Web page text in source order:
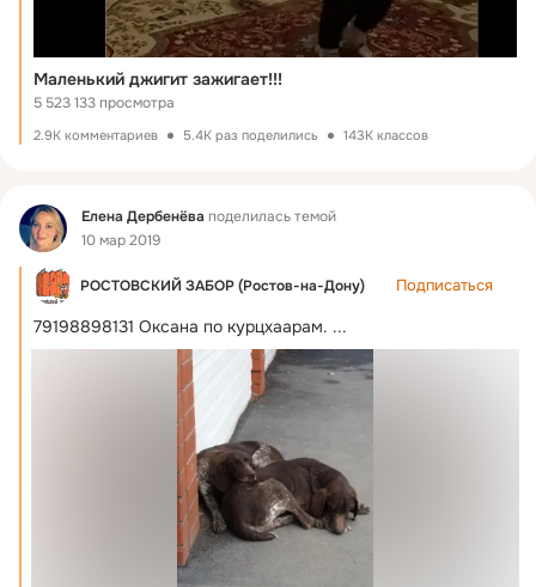
Маленький джигит зажигает!!!
5 523 133 просмотра
2.9K комментариев 5.4K раз поделились 143K классов
Фид Елена Дербенёва поделилась темой
10 мар 2019
РОСТОВСКИЙ ЗАБОР (Ростов-на-Дону) Подписаться
79198898131 Оксана по курцхаарам. ...